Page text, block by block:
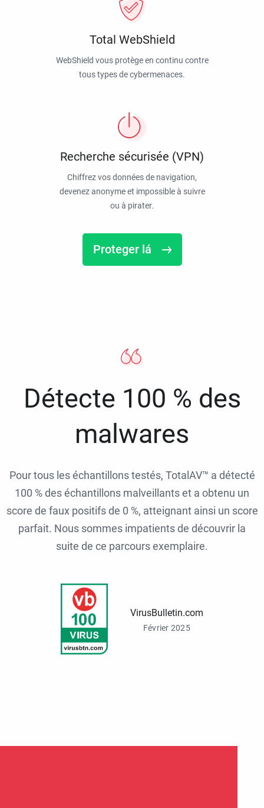
Total WebShield
WebShield vous protège en continu contre
tous types de cybermenaces.
Recherche sécurisée (VPN)
Chiffrez vos données de navigation,
devenez anonyme et impossible à suivre
ou à pirater.
Proteger lá
Détecte 100 % des
malwares
Pour tous les échantillons testés, TotalAV™ a détecté
100 % des échantillons malveillants et a obtenu un
score de faux positifs de 0 %, atteignant ainsi un score
parfait. Nous sommes impatients de découvrir la
suite de ce parcours exemplaire.
VirusBulletin.com
Février 2025